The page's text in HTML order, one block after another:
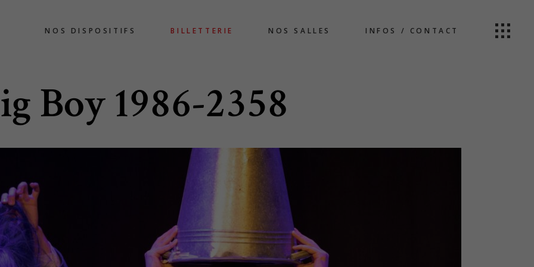
NOS DISPOSITIFS BILLETTERIE NOS SALLES INFOS / CONTACT
Boy 1986-2358